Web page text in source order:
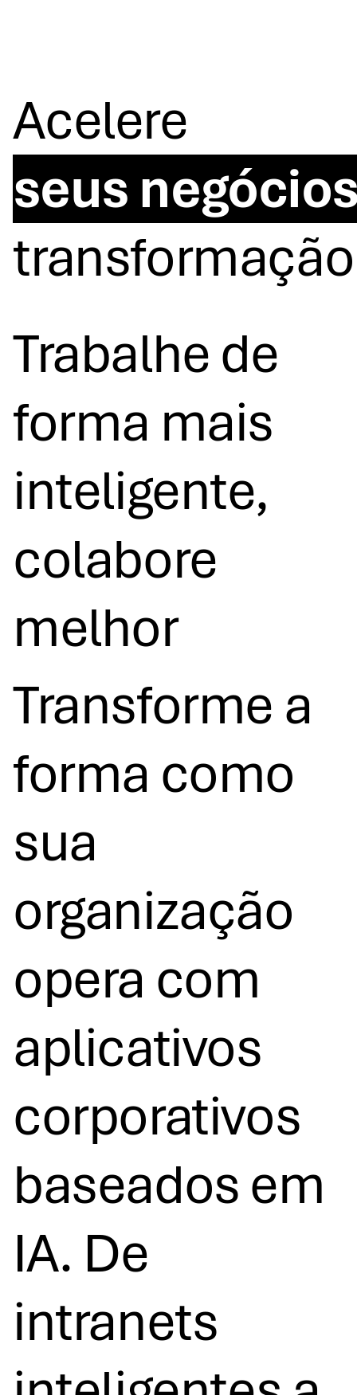
Acelere
seus
transformação
Trabalhe de
forma mais
inteligente,
colabore
melhor
Transforme a
forma como
sua
organização
opera com
aplicativos
corporativos
baseados em
IA. De
intranets